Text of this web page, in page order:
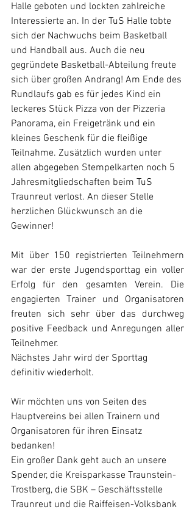
Halle geboten und lockten zahlreiche
Interessierte an. In der TuS Halle tobte
sich der Nachwuchs beim Basketball
und Handball aus. Auch die neu
gegründete Basketball-Abteilung freute
sich über großen Andrang! Am Ende des
Rundlaufs gab es für jedes Kind ein
leckeres Stück Pizza von der Pizzeria
Panorama, ein Freigetränk und ein
kleines Geschenk für die fleißige
Teilnahme. Zusätzlich wurden unter
allen abgegeben Stempelkarten noch 5
Jahresmitgliedschaften beim TuS
Traunreut verlost. An dieser Stelle
herzlichen Glückwunsch an die
Gewinner!
Mit über 150 registrierten Teilnehmern
war der erste Jugendsporttag ein voller
Erfolg für den gesamten Verein. Die
engagierten Trainer und Organisatoren
freuten sich sehr über das durchweg
positive Feedback und Anregungen aller
Teilnehmer.
Nächstes Jahr wird der Sporttag
definitiv wiederholt.
Wir möchten uns von Seiten des
Hauptvereins bei allen Trainern und
Organisatoren für ihren Einsatz
bedanken!
Ein großer Dank geht auch an unsere
Spender, die Kreisparkasse Traunstein-
Trostberg, die SBK – Geschäftsstelle
Traunreut und die Raiffeisen-Volksbank